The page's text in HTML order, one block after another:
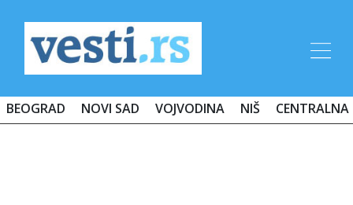
BEOGRAD NOVI SAD VOJVODINA NIŠ CENTRALNA